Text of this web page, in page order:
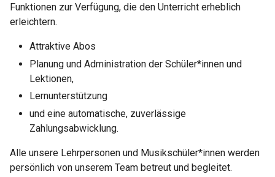
Funktionen zur Verfügung, die den Unterricht erheblich
erleichtern.
Attraktive Abos
Planung und Administration der Schüler*innen und
Lektionen,
Lernunterstützung
und eine automatische, zuverlässige
Zahlungsabwicklung.
Alle unsere Lehrpersonen und Musikschüler*innen werden
persönlich von unserem Team betreut und begleitet.